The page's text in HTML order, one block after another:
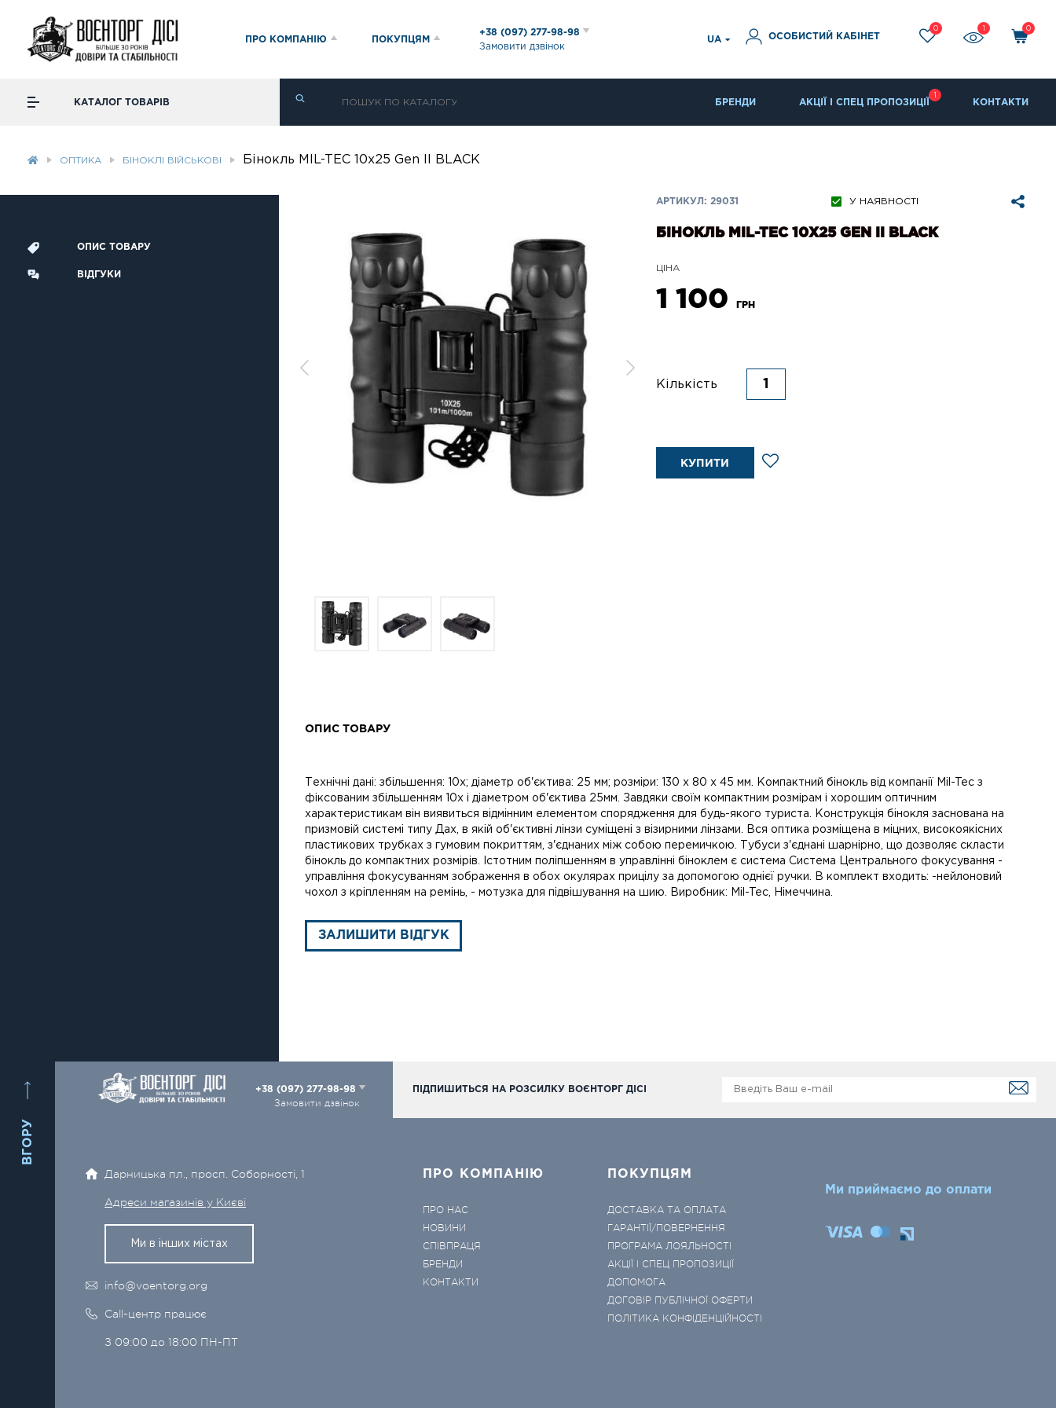
ПРО КОМПАНІЮ ПОКУПЦЯМ
+38 (097) 277-98-98
Замовити дзвінок
UA ОСОБИСТИЙ КАБІНЕТ
0 0
КАТАЛОГ ТОВАРІВ БРЕНДИ АКЦІЇ І СПЕЦ ПРОПОЗИЦІЇ КОНТАКТИ
ОПТИКА БІНОКЛІ ВІЙСЬКОВІ Бінокль MIL-TEC 10x25 Gen II BLACK
ОПИС ТОВАРУ
ВІДГУКИ
АРТИКУЛ: 29031 У НАЯВНОСТІ
БІНОКЛЬ MIL-TEC 10X25 GEN II BLACK
ЦІНА
1 100 ГРН
Кількість
КУПИТИ
ОПИС ТОВАРУ
Технічні дані: збільшення: 10x; діаметр об'єктива: 25 мм; розміри: 130 х 80 х 45 мм. Компактний бінокль від компанії Mil-Tec з
фіксованим збільшенням 10х і діаметром об'єктива 25мм. Завдяки своїм компактним розмірам і хорошим оптичним
характеристикам він виявиться відмінним елементом спорядження для будь-якого туриста. Конструкція бінокля заснована на
призмовій системі типу Дах, в якій об'єктивні лінзи суміщені з візирними лінзами. Вся оптика розміщена в міцних, високоякісних
пластикових трубках з гумовим покриттям, з'єднаних між собою перемичкою. Тубуси з'єднані шарнірно, що дозволяє скласти
бінокль до компактних розмірів. Істотним поліпшенням в управлінні біноклем є система Система Центрального фокусування -
управління фокусуванням зображення в обох окулярах прицілу за допомогою однієї ручки. В комплект входить: -нейлоновий
чохол з кріпленням на ремінь, - мотузка для підвішування на шию. Виробник: Mil-Tec, Німеччина.
ЗАЛИШИТИ ВІДГУК
ВГОРУ
+38 (097) 277-98-98
Замовити дзвінок
ПІДПИШИТЬСЯ НА РОЗСИЛКУ ВОЄНТОРГ ДІСІ
Дарницька пл., просп. Соборності, 1
Адреси магазинів у Києві
Ми в інших містах
info@voentorg.org
Call-центр працює
З 09:00 до 18:00 ПН-ПТ
ПРО КОМПАНІЮ
ПРО НАС
НОВИНИ
СПІВПРАЦЯ
БРЕНДИ
КОНТАКТИ
ПОКУПЦЯМ
ДОСТАВКА ТА ОПЛАТА
ГАРАНТІЇ/ПОВЕРНЕННЯ
ПРОГРАМА ЛОЯЛЬНОСТІ
АКЦІЇ І СПЕЦ ПРОПОЗИЦІЇ
ДОПОМОГА
ДОГОВІР ПУБЛІЧНОЇ ОФЕРТИ
ПОЛІТИКА КОНФІДЕНЦІЙНОСТІ
Ми приймаємо до оплати